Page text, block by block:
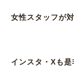
女性スタッフが
インスタ・Xも